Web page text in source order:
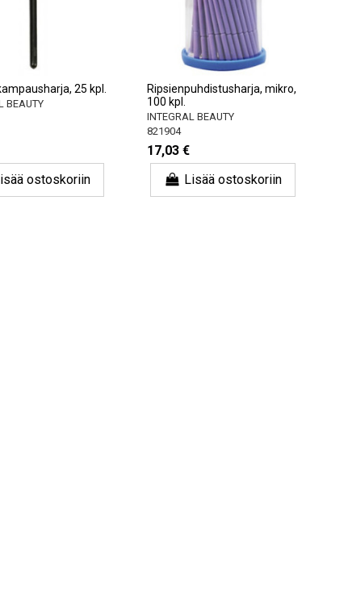
25 kpl.
BEAUTY
ostoskoriin
Ripsienpuhdistusharja, mikro,
100 kpl.
INTEGRAL BEAUTY
821904
17,03 €
Lisää ostoskoriin